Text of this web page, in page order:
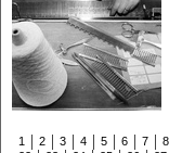
1 2 3 4 5 6 7 8